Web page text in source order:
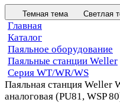
Темная тема Светлая
Главная
Каталог
Паяльное оборудование
Паяльные станции Weller
Серия WT/WR/WS
Паяльная станция Weller
аналоговая (PU81, WSP